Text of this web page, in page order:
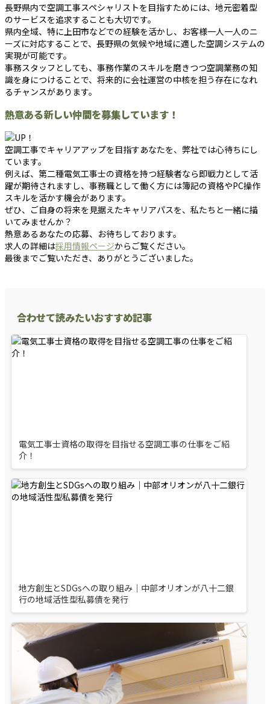
長野県内で空調工事スペシャリストを目指すためには、地元密着型
のサービスを追求することも大切です。
県内全域、特に上田市などでの経験を活かし、お客様一人一人のニ
ーズに対応することで、長野県の気候や地域に適した空調システムの
実現が可能です。
事務スタッフとしても、事務作業のスキルを磨きつつ空調業務の知
識を身につけることで、将来的に会社運営の中核を担う存在になれ
るチャンスがあります。
熱意ある新しい仲間を募集しています！
空調工事でキャリアアップを目指すあなたを、弊社では心待ちにし
ています。
例えば、第二種電気工事士の資格を持つ経験者なら即戦力として活
躍が期待されますし、事務職として働く方には簿記の資格やPC操作
スキルを活かす機会があります。
ぜひ、ご自身の将来を見据えたキャリアパスを、私たちと一緒に描
いてみませんか？
熱意あるあなたの応募、お待ちしております。
求人の詳細は採用情報ページからご覧ください。
最後までご覧いただき、ありがとうございました。
合わせて読みたいおすすめ記事
電気工事士資格の取得を目指せる空調工事の仕事をご紹
介！
地方創生とSDGsへの取り組み｜中部オリオンが八十二銀
行の地域活性型私募債を発行